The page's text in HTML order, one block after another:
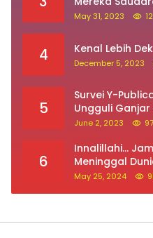
May 31, 2023
4 Kenal Lebih
December 5, 2023
5
Survei Y-
Ungguli Ganjar
Kepuasan
June 2, 2023
6
Innalillahi…
Meninggal
May 25, 2024